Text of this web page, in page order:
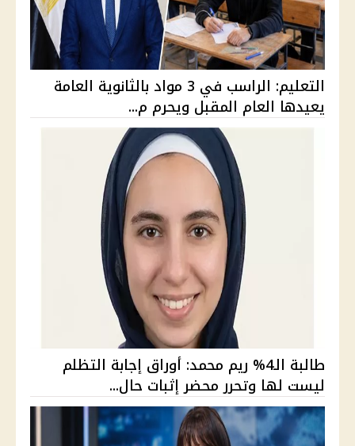
التعليم: الراسب في 3 مواد بالثانوية العامة
يعيدها العام المقبل ويحرم م...
طالبة الـ4% ريم محمد: أوراق إجابة التظلم
ليست لها وتحرر محضر إثبات حال...